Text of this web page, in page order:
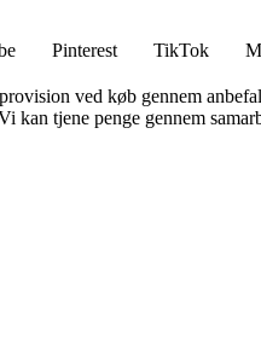
Pinterest TikTok
ved køb gennem
tjene penge gennem